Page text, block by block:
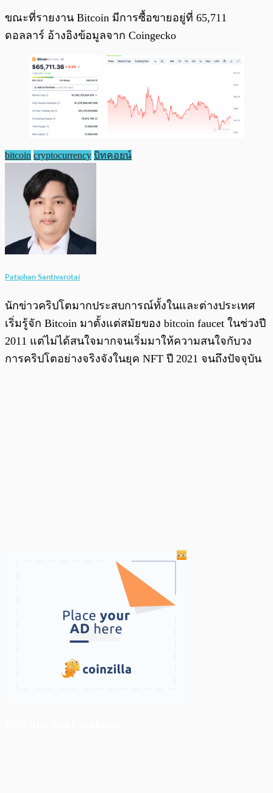
ขณะที่รายงาน Bitcoin มีการซื้อขายอยู่ที่ 65,711
ดอลลาร์ อ้างอิงข้อมูลจาก Coingecko
bitcoin cryptocurrency บิทคอยน์
Patiphan Santivarotai
นักข่าวคริปโตมากประสบการณ์ทั้งในและต่างประเทศ
เริ่มรู้จัก Bitcoin มาตั้งแต่สมัยของ bitcoin faucet ในช่วงปี
2011 แต่ไม่ได้สนใจมากจนเริ่มมาให้ความสนใจกับวง
การคริปโตอย่างจริงจังในยุค NFT ปี 2021 จนถึงปัจจุบัน